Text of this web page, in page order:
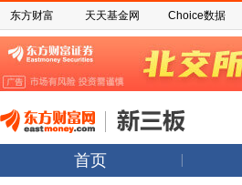
东方财富 天天基金网 Choice数据
首页